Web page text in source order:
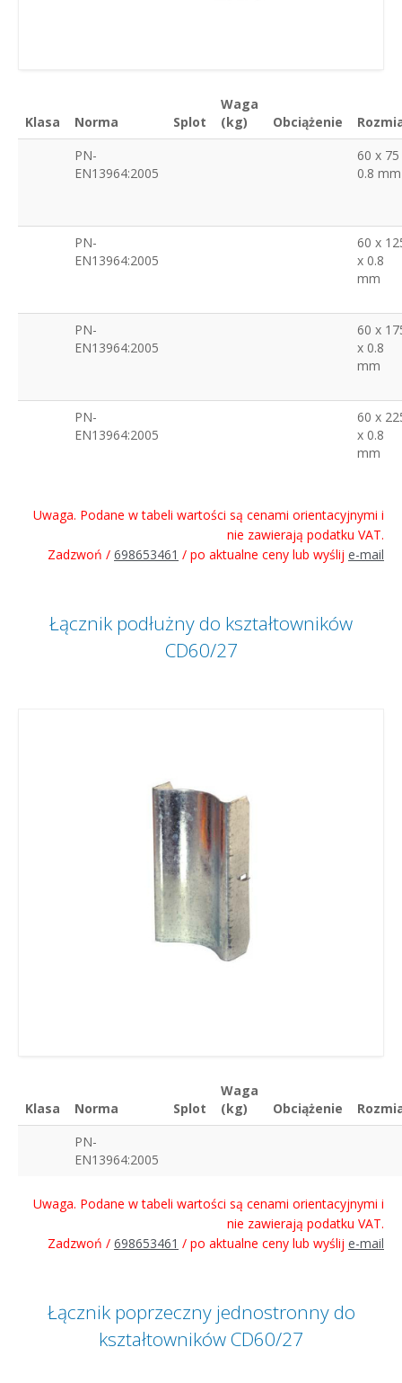
Klasa Norma Splot
Waga
(kg)
Obciążenie
PN-
EN13964:2005
60 x
0.8 mm
PN-
EN13964:2005
60 x
x 0.8
mm
PN-
EN13964:2005
60 x
x 0.8
mm
PN-
EN13964:2005
60 x
x 0.8
mm
Uwaga. Podane w tabeli wartości są cenami orientacyjnymi i
nie zawierają podatku VAT.
Zadzwoń / 698653461 / po aktualne ceny lub wyślij e-mail
Łącznik podłużny do kształtowników
CD60/27
Klasa Norma Splot
Waga
(kg)
Obciążenie
PN-
EN13964:2005
Uwaga. Podane w tabeli wartości są cenami orientacyjnymi i
nie zawierają podatku VAT.
Zadzwoń / 698653461 / po aktualne ceny lub wyślij e-mail
Łącznik poprzeczny jednostronny do
kształtowników CD60/27